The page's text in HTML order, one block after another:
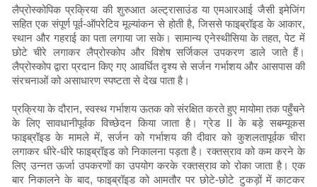
लैप्रोस्कोपिक प्रक्रिया की शुरुआत अल्ट्रासाउंड या एमआरआई जैसी इमेजिंग
सहित एक संपूर्ण पूर्व-ऑपरेटिव मूल्यांकन से होती है, जिससे फाइब्रॉइड के आकार,
स्थान और गहराई का पता लगाया जा सके। सामान्य एनेस्थीसिया के तहत, पेट में
छोटे चीरे लगाकर लैप्रोस्कोप और विशेष सर्जिकल उपकरण डाले जाते हैं।
लैप्रोस्कोप द्वारा प्रदान किए गए आवर्धित दृश्य से सर्जन गर्भाशय और आसपास की
संरचनाओं को असाधारण स्पष्टता से देख पाता है।
प्रक्रिया के दौरान, स्वस्थ गर्भाशय ऊतक को संरक्षित करते हुए मायोमा तक पहुँचने
के लिए सावधानीपूर्वक विच्छेदन किया जाता है। ग्रेड II के बड़े सबम्यूकस
फाइब्रॉइड के मामले में, सर्जन को गर्भाशय की दीवार को कुशलतापूर्वक चीरा
लगाकर धीरे-धीरे फाइब्रॉइड को निकालना पड़ता है। रक्तस्राव को कम करने के
लिए उन्नत ऊर्जा उपकरणों का उपयोग करके रक्तस्राव को रोका जाता है। एक
बार निकालने के बाद, फाइब्रॉइड को आमतौर पर छोटे-छोटे टुकड़ों में काटकर